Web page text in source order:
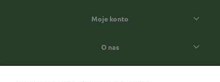
Moje konto
O nas